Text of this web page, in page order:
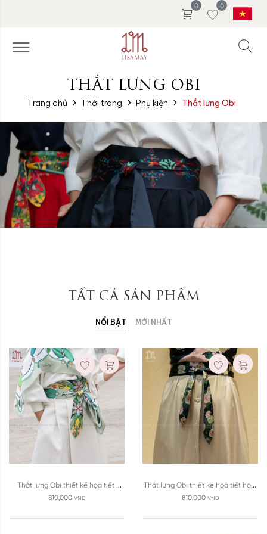
0
0
THẮT LƯNG OBI
Trang chủ Thời trang Phụ kiện Thắt lưng Obi
TẤT CẢ SẢN PHẨM
NỔI BẬT MỚI NHẤT
Thắt lưng Obi thiết kế họa tiết
(DLT-T003)
810,000 VND
Thắt lưng Obi thiết kế họa tiết hoa
hồng ...
810,000 VND